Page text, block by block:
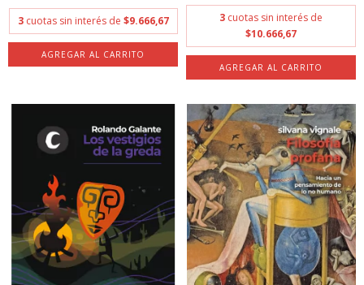
3 cuotas sin interés de $9.666,67 3 cuotas sin interés de
$10.666,67